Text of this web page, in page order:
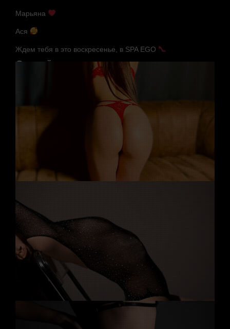
Марьяна
Ася
Ждем тебя в это воскресенье, в SPA EGO
Случайные мастера